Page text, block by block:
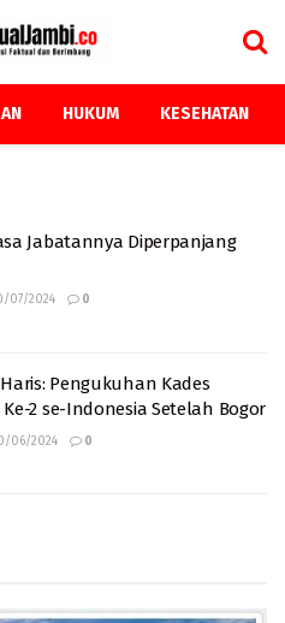
HUKUM KESEHATAN
Jabatannya Diperpanjang
07/2024 0
Pengukuhan Kades
2 se-Indonesia Setelah Bogor
06/2024 0